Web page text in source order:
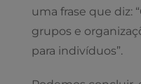
uma frase que diz:
grupos e
para indivíduos”.